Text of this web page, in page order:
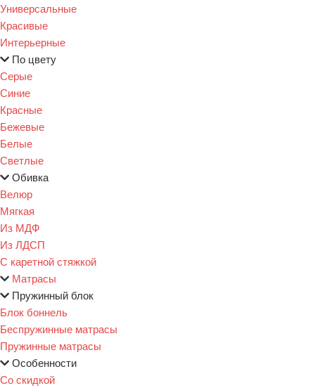
Универсальные
Красивые
Интерьерные
По цвету
Серые
Синие
Красные
Бежевые
Белые
Светлые
Обивка
Велюр
Мягкая
Из МДФ
Из ЛДСП
С каретной стяжкой
Матрасы
Пружинный блок
Блок боннель
Беспружинные матрасы
Пружинные матрасы
Особенности
Со скидкой